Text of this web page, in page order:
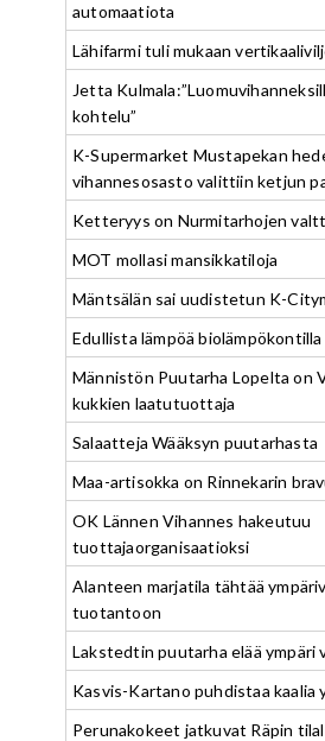
automaatiota
Lähifarmi tuli mukaan
Jetta
kohtelu”
K-Supermarket Mustapekan
vihannesosasto valittiin ketjun
Ketteryys on Nurmitarhojen
MOT mollasi mansikkatiloja
Mäntsälän sai uudistetun K-
Edullista lämpöä biolämpökontilla
Männistön Puutarha Lopelta on
kukkien laatutuottaja
Salaatteja Wääksyn puutarhasta
Maa-artisokka on Rinnekarin
OK Lännen Vihannes hakeutuu
tuottajaorganisaatioksi
Alanteen marjatila tähtää
tuotantoon
Lakstedtin puutarha elää ympäri
Kasvis-Kartano puhdistaa kaalia
Perunakokeet jatkuvat Räpin